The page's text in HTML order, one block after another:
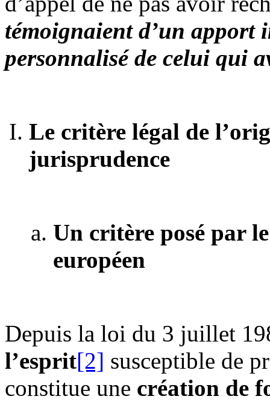
témoignaient d’un apport
personnalisé de celui qui
Le critère légal de
jurisprudence
Un critère posé par
européen
Depuis la loi du 3 juillet
l’esprit[2] susceptible de
constitue une création de